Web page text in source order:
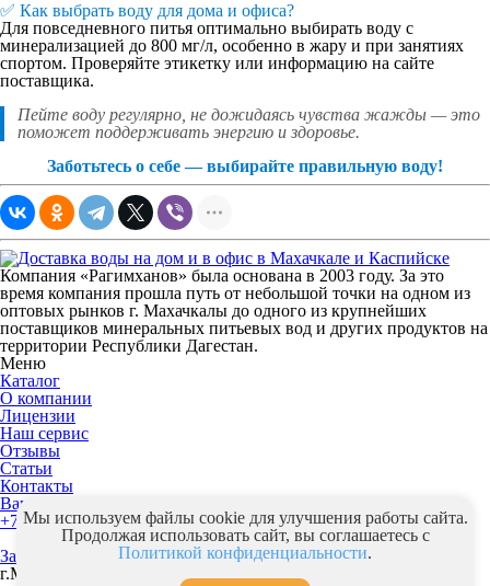
✅ Как выбрать воду для дома и офиса?
Для повседневного питья оптимально выбирать воду с
минерализацией до 800 мг/л, особенно в жару и при занятиях
спортом. Проверяйте этикетку или информацию на сайте
поставщика.
Пейте воду регулярно, не дожидаясь чувства жажды — это
поможет поддерживать энергию и здоровье.
Заботьтесь о себе — выбирайте правильную воду!
Компания «Рагимханов» была основана в 2003 году. За это
время компания прошла путь от небольшой точки на одном из
оптовых рынков г. Махачкалы до одного из крупнейших
поставщиков минеральных питьевых вод и других продуктов на
территории Республики Дагестан.
Меню
Каталог
О компании
Лицензии
Наш сервис
Отзывы
Статьи
Контакты
Вакансии
+7(928) 576-20-81 +7(989) 876-30-02
Заказать звонок
г.Махачкала, Халимбекаульская 54"а" Торговая база "Океан
Мы используем файлы cookie для улучшения работы сайта.
Продолжая использовать сайт, вы соглашаетесь с
Политикой конфиденциальности.